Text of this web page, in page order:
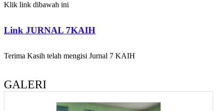
Klik link dibawah ini
Link JURNAL 7KAIH
Terima Kasih telah mengisi Jurnal 7 KAIH
GALERI